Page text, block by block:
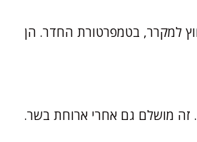
למקרר, בטמפרטורת החדר. הן
זה מושלם גם אחרי ארוחת בשר.